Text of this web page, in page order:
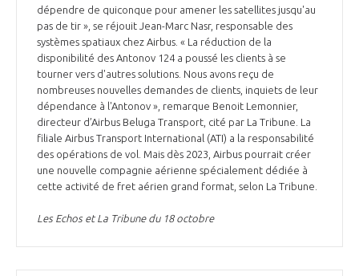
dépendre de quiconque pour amener les satellites jusqu'au
pas de tir », se réjouit Jean-Marc Nasr, responsable des
systèmes spatiaux chez Airbus. « La réduction de la
disponibilité des Antonov 124 a poussé les clients à se
tourner vers d'autres solutions. Nous avons reçu de
nombreuses nouvelles demandes de clients, inquiets de leur
dépendance à l'Antonov », remarque Benoit Lemonnier,
directeur d’Airbus Beluga Transport, cité par La Tribune. La
filiale Airbus Transport International (ATI) a la responsabilité
des opérations de vol. Mais dès 2023, Airbus pourrait créer
une nouvelle compagnie aérienne spécialement dédiée à
cette activité de fret aérien grand format, selon La Tribune.
Les Echos et La Tribune du 18 octobre